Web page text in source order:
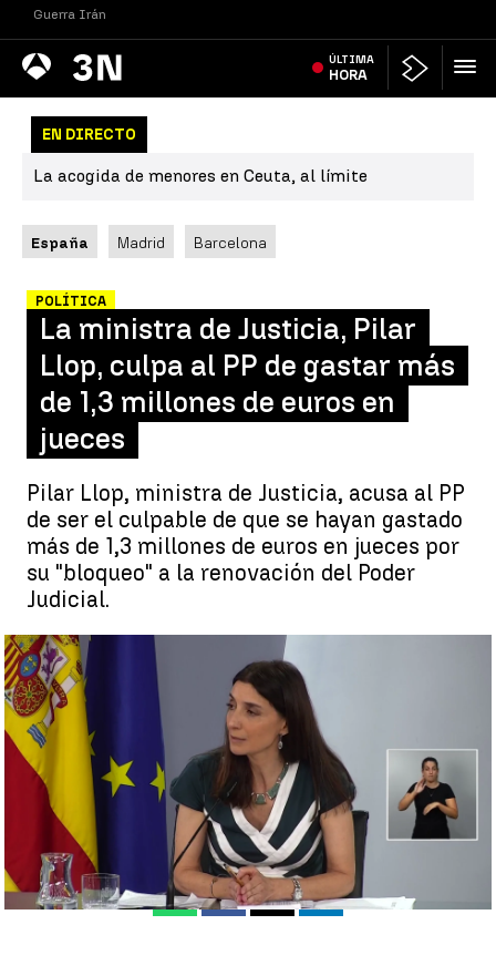
Guerra Irán
Antena
3 Noticias ÚLTIMA
HORA
EN DIRECTO
La acogida de menores en Ceuta, al límite
España Madrid Barcelona
POLÍTICA
La ministra de Justicia, Pilar
Llop, culpa al PP de gastar más
de 1,3 millones de euros en
jueces
Pilar Llop, ministra de Justicia, acusa al PP
de ser el culpable de que se hayan gastado
más de 1,3 millones de euros en jueces por
su "bloqueo" a la renovación del Poder
Judicial.
La ministra de Justicia, Pilar Llop, culpa al PP por la no
renovación del Poder Judicial |
Enrique Forján
Publicado:
31 de agosto de 2022, 08:46
WhatsappFacebook
X Linkedin